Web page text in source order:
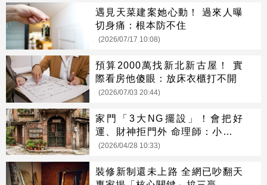
遇見天菜建案她心動！ 過來人曝
切身痛：根本防不住
(2026/07/17 10:08)
預算2000萬找新北新古屋！ 實
際看房他傻眼：放床衣櫃打不開
(2026/07/03 20:44)
家門「3大NG擺設」！會把好
運、財神拒門外 命理師：小心越
住越窮
(2026/04/28 10:33)
裝修新制還未上路 全網已吵翻天